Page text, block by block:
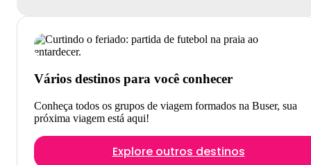
Vários destinos para você conhecer
Conheça todos os grupos de viagem formados na Buser, sua
próxima viagem está aqui!
Explore outros destinos